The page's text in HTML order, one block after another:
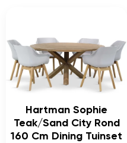
Hartman Sophie
Teak/Sand City Rond
160 Cm Dining Tuinset